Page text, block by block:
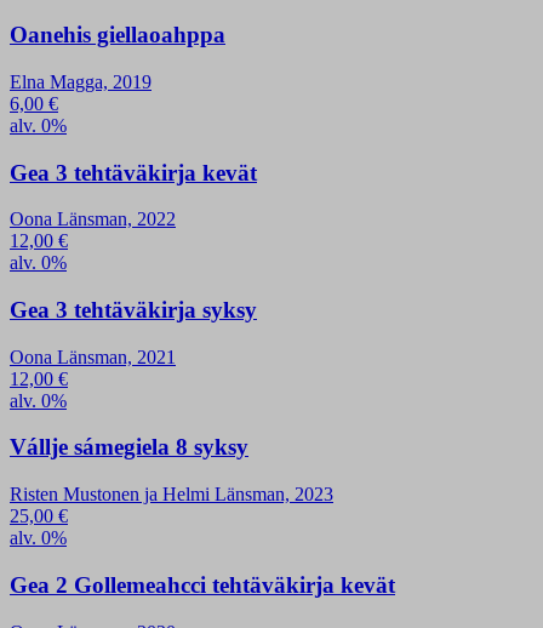
Oanehis giellaoahppa
Elna Magga, 2019
6,00 €
alv. 0%
Gea 3 tehtäväkirja kevät
Oona Länsman, 2022
12,00 €
alv. 0%
Gea 3 tehtäväkirja syksy
Oona Länsman, 2021
12,00 €
alv. 0%
Vállje sámegiela 8 syksy
Risten Mustonen ja Helmi Länsman, 2023
25,00 €
alv. 0%
Gea 2 Gollemeahcci tehtäväkirja kevät